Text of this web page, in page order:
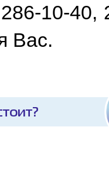
10-40,
Вас.